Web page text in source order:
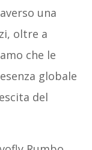
una
oltre a
che le
globale
del